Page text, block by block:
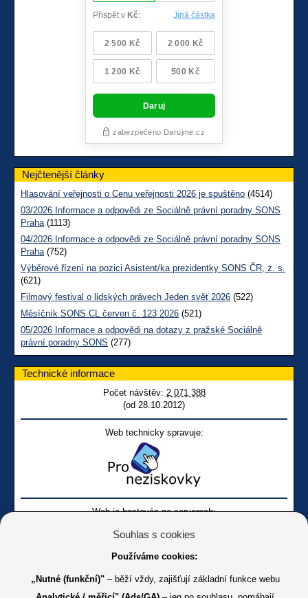
Nejčtenější články
Hlasování veřejnosti o Cenu veřejnosti 2026 je spuštěno (4514)
03/2026 Informace a odpovědi ze Sociálně právní poradny SONS
Praha(1113)
04/2026 Informace a odpovědi ze Sociálně právní poradny SONS
Praha(752)
Výběrové řízení na pozici Asistent/ka prezidentky SONS ČR, z. s.
(621)
Filmový festival o lidských právech Jeden svět 2026 (522)
Měsíčník SONS CL červen č. 123 2026 (521)
05/2026 Informace a odpovědi na dotazy z pražské Sociálně
právní poradny SONS (277)
Technické informace
Počet návštěv: 2 071 388
(od 28.10.2012)
Web technicky spravuje:
Web je hostován na serverech:
Souhlas s cookies
Používáme cookies:
„Nutné (funkční)" – běží vždy, zajišťují základní funkce webu